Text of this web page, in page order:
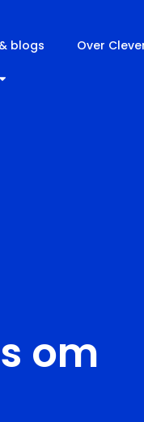
blogs Over
om